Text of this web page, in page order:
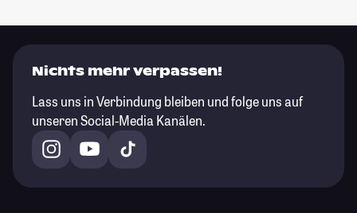
Nichts mehr verpassen!
Lass uns in Verbindung bleiben und folge uns auf
unseren Social-Media Kanälen.